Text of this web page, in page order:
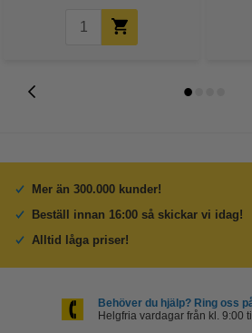
Mer än 300.000 kunder!
Beställ innan 16:00 så skickar vi idag!
Alltid låga priser!
Behöver du hjälp? Ring oss
Helgfria vardagar från kl. 9:00